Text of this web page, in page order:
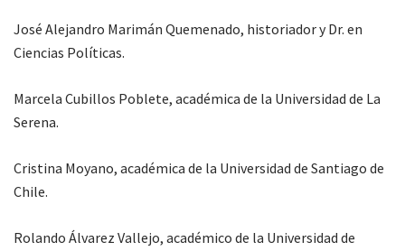
José Alejandro Marimán Quemenado, historiador y Dr. en
Ciencias Políticas.
Marcela Cubillos Poblete, académica de la Universidad de La
Serena.
Cristina Moyano, académica de la Universidad de Santiago de
Chile.
Rolando Álvarez Vallejo, académico de la Universidad de